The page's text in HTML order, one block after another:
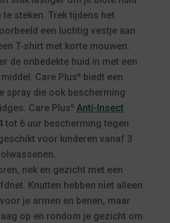
te steken. Trek tijdens het
een luchtig vestje aan
T-shirt met korte mouwen.
de onbedekte huid in met een
Care Plus®biedt een
spray die ook bescherming
Care Plus® Anti-Insect
tot 6 uur bescherming tegen
voor kinderen vanaf 3
nek en gezicht met een
Knutten hebben niet alleen
je armen en benen, maar
op en rondom je gezicht om